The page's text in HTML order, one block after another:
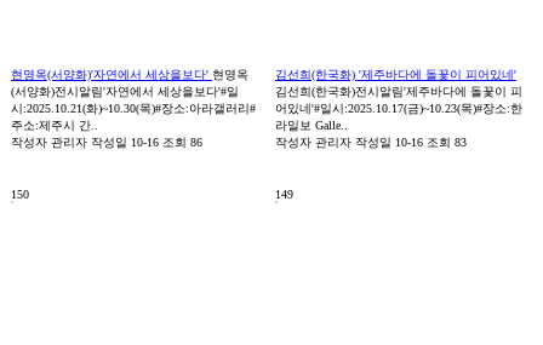
현영옥(서양화)'자연에서 세상을보다' 현영옥
(서양화)전시알림'자연에서 세상을보다'#일
시:2025.10.21(화)~10.30(목)#장소:아라갤러리#
주소:제주시 간..
작성자 관리자 작성일 10-16 조회 86
김선희(한국화) '제주바다에 돌꽃이 피어있네'
김선희(한국화)전시알림'제주바다에 돌꽃이 피
어있네'#일시:2025.10.17(금)~10.23(목)#장소:한
라일보 Galle..
작성자 관리자 작성일 10-16 조회 83
150 149